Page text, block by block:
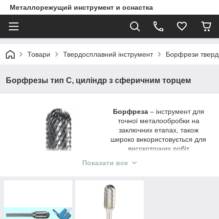
Металлорежущий инструмент и оснастка
Товари Твердосплавний інструмент Борфрези
Борфрезы тип С, циліндр з сферичним торцем
Борфреза– інструмент для
точної металообробки на
заключних етапах, також
широко використовується для
високоточних робіт
пресформ). Завдяки великій
різноманітності форм, широко і
успішно застосовується для
Показати все